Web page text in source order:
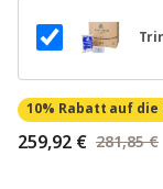
10% Rabatt auf die
259,92 € 281,85 €